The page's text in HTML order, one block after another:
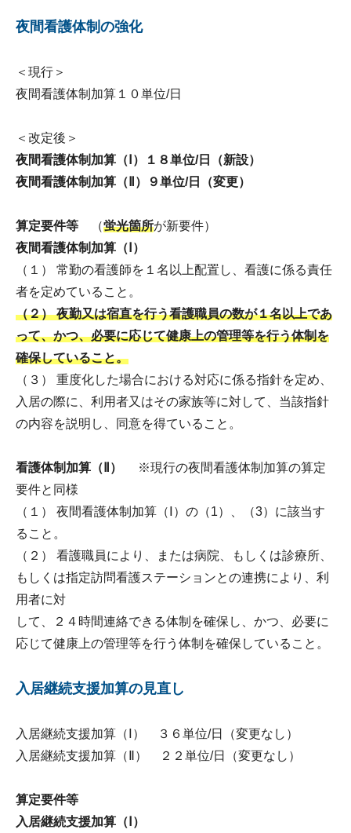
夜間看護体制の強化
＜現行＞
夜間看護体制加算１０単位/日
＜改定後＞
夜間看護体制加算（Ⅰ）１８単位/日（新設）
夜間看護体制加算（Ⅱ）９単位/日（変更）
算定要件等 ​（蛍光箇所が新要件）
夜間看護体制加算（Ⅰ）
（１） 常勤の看護師を１名以上配置し、看護に係る責任
者を定めていること。
（２） 夜勤又は宿直を行う看護職員の数が１名以上であ
って、かつ、必要に応じて健康上の管理等を行う体制を
確保していること。
（３） 重度化した場合における対応に係る指針を定め、
入居の際に、利用者又はその家族等に対して、当該指針
の内容を説明し、同意を得ていること。
看護体制加算（Ⅱ）
※現行の夜間看護体制加算の算定
要件と同様
（１） 夜間看護体制加算（Ⅰ）の（1）、（3）に該当す
ること。
（２） 看護職員により、または病院、もしくは診療所、
もしくは指定訪問看護ステーションとの連携により、利
用者に対
して、２４時間連絡できる体制を確保し、かつ、必要に
応じて健康上の管理等を行う体制を確保していること。
入居継続支援加算の見直し
入居継続支援加算（Ⅰ） ３６単位/日（変更なし）
入居継続支援加算（Ⅱ） ２２単位/日（変更なし）
算定要件等
入居継続支援加算（Ⅰ）